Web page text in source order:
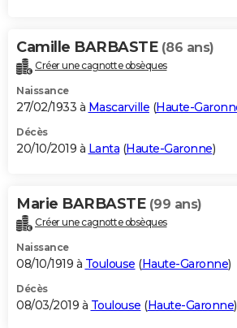
Camille BARBASTE (86 ans)
Créer une cagnotte obsèques
Naissance
27/02/1933 à Mascarville (Haute-
Décès
20/10/2019 à Lanta (Haute-Garonne)
Marie BARBASTE (99 ans)
Créer une cagnotte obsèques
Naissance
08/10/1919 à Toulouse (Haute-Garonne)
Décès
08/03/2019 à Toulouse (Haute-Garonne)